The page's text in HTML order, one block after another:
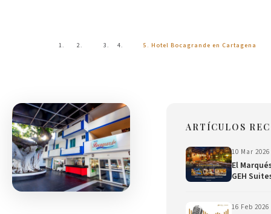
Inicio Blog Hotel Bocagrande en Cartagena
ARTÍCULOS
10 Mar 2026
El
GEH
16 Feb 2026